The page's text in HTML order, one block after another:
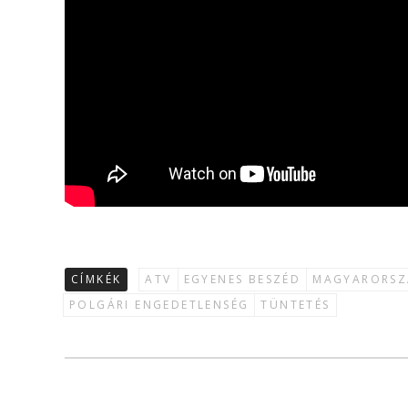
CÍMKÉK ATV EGYENES BESZÉD
POLGÁRI ENGEDETLENSÉG
TÜNTETÉS